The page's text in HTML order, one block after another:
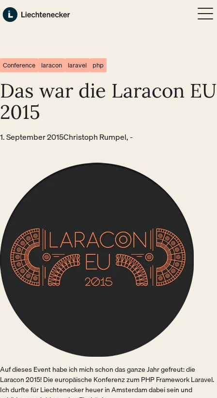
Zum Hauptinhalt springen
Zum Footer springen
Conference laracon laravel php
Das war die Laracon EU
2015
1. September 2015Christoph Rumpel, -
Auf dieses Event habe ich mich schon das ganze Jahr gefreut: die
Laracon 2015! Die europäische Konferenz zum PHP Framework Laravel.
Ich durfte für Liechtenecker heuer in Amsterdam dabei sein und